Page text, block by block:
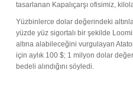
tasarlanan Kapalıçarşı ofisimiz,
Yüzbinlerce dolar değerindeki
yüzde yüz sigortalı bir şekilde
altına alabileceğini vurgulayan
için aylık 100 $; 1 milyon dolar
bedeli alındığını söyledi.